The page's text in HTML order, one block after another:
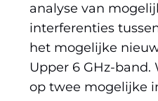
analyse van
interferenties
het mogelijke
Upper 6 GHz-band.
op twee mogelijke